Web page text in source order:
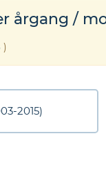
årgang /
)
2015)